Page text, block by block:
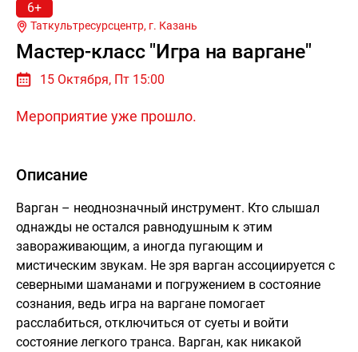
6+
Таткультресурсцентр, г. Казань
Мастер-класс "Игра на варгане"
15 Октября, Пт 15:00
Мероприятие уже прошло.
Описание
Варган – неоднозначный инструмент. Кто слышал
однажды не остался равнодушным к этим
завораживающим, а иногда пугающим и
мистическим звукам. Не зря варган ассоциируется с
северными шаманами и погружением в состояние
сознания, ведь игра на варгане помогает
расслабиться, отключиться от суеты и войти
состояние легкого транса. Варган, как никакой